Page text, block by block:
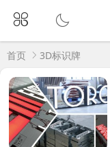
首页 3D标识牌